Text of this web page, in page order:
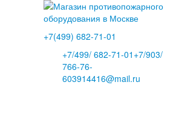
+7(499) 682-71-01
+7/499/682-71-01 +7/903/
766-76-
603914416@mail.ru